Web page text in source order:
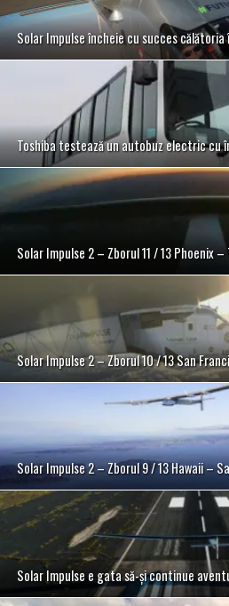
Solar Impulse încheie cu succes călătoria
Toshiba testează un autobuz electric cu
Solar Impulse 2 – Zborul 11 / 13 Phoenix –
Solar Impulse 2 – Zborul 10 / 13 San
Solar Impulse 2 – Zborul 9 / 13 Hawaii –
Solar Impulse e gata să-și continue